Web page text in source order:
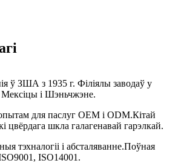
ў ЗША з 1935 г. Філіялы заводаў у
і Шэньчжэне.
для паслуг OEM і ODM.Кітай
цвёрдага шкла галагенавай гарэлкай.
тэхналогіі і абсталяванне.Поўная
ISO14001.